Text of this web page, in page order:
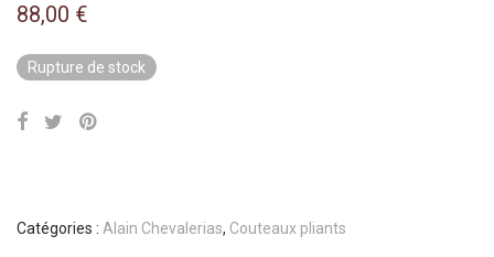
88,00 €
Rupture de stock
Catégories : Alain Chevalerias, Couteaux pliants